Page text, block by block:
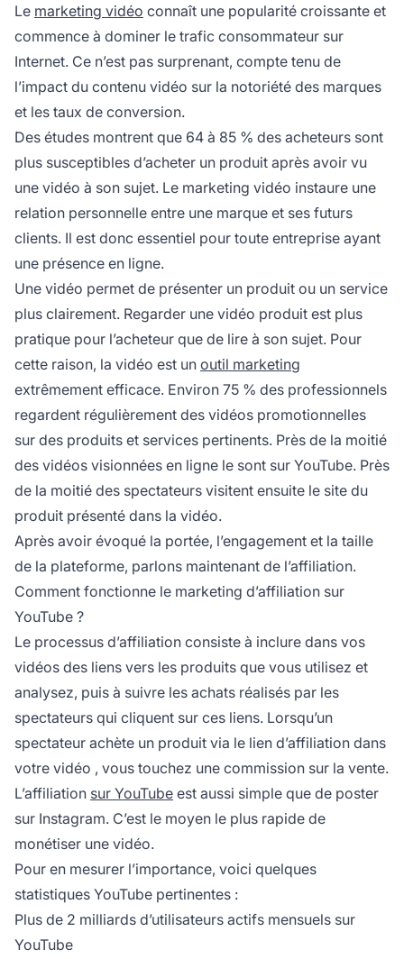
Le marketing vidéo connaît une popularité croissante et
commence à dominer le trafic consommateur sur
Internet. Ce n’est pas surprenant, compte tenu de
l’impact du contenu vidéo sur la notoriété des marques
et les taux de conversion.
Des études montrent que 64 à 85 % des acheteurs sont
plus susceptibles d’acheter un produit après avoir vu
une vidéo à son sujet. Le marketing vidéo instaure une
relation personnelle entre une marque et ses futurs
clients. Il est donc essentiel pour toute entreprise ayant
une présence en ligne.
Une vidéo permet de présenter un produit ou un service
plus clairement. Regarder une vidéo produit est plus
pratique pour l’acheteur que de lire à son sujet. Pour
cette raison, la vidéo est un outil marketing
extrêmement efficace. Environ 75 % des professionnels
regardent régulièrement des vidéos promotionnelles
sur des produits et services pertinents. Près de la moitié
des vidéos visionnées en ligne le sont sur YouTube. Près
de la moitié des spectateurs visitent ensuite le site du
produit présenté dans la vidéo.
Après avoir évoqué la portée, l’engagement et la taille
de la plateforme, parlons maintenant de l’affiliation.
Comment fonctionne le marketing d’affiliation sur
YouTube ?
Le processus d’affiliation consiste à inclure dans vos
vidéos des liens vers les produits que vous utilisez et
analysez, puis à suivre les achats réalisés par les
spectateurs qui cliquent sur ces liens. Lorsqu’un
spectateur achète un produit via le lien d’affiliation dans
votre vidéo , vous touchez une commission sur la vente.
L’affiliation sur YouTube est aussi simple que de poster
sur Instagram. C’est le moyen le plus rapide de
monétiser une vidéo.
Pour en mesurer l’importance, voici quelques
statistiques YouTube pertinentes :
Plus de 2 milliards d’utilisateurs actifs mensuels sur
YouTube